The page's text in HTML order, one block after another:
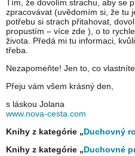
Tím, že dovolím strachu, aby se
zpracovávat (uvědomím si, že tu
potřebu si strach přitahovat,
propustím – více zde ), o to
života. Předá mi tu informaci,
třeba.
Nezapomeňte! Jen to, co
Přeju vám všem krásný den,
s láskou Jolana
www.nova-cesta.com
Knihy z kategórie „Duchovný
Knihy z kategórie „Duchovné